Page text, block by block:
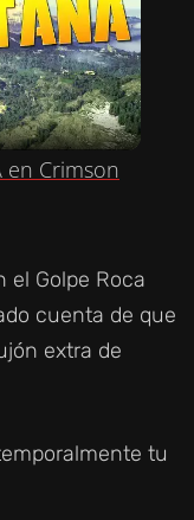
en Crimson
el Golpe Roca
cuenta de que
extra de
tu